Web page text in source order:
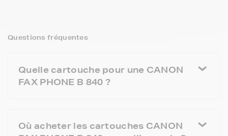
Questions fréquentes
Quelle cartouche pour une CANON
FAX PHONE B 840 ?
Où acheter les cartouches CANON